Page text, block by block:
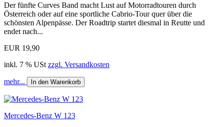
Der fünfte Curves Band macht Lust auf Motorradtouren durch
Österreich oder auf eine sportliche Cabrio-Tour quer über die
schönsten Alpenpässe. Der Roadtrip startet diesmal in Reutte und
endet nach...
EUR 19,90
inkl. 7 % USt zzgl. Versandkosten
mehr... In den Warenkorb
Mercedes-Benz W 123